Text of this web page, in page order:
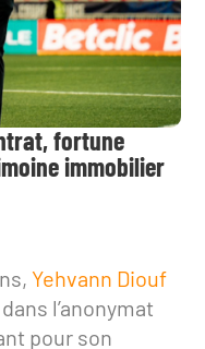
fortune
immobilier
Yehvann Diouf
l’anonymat
pour son